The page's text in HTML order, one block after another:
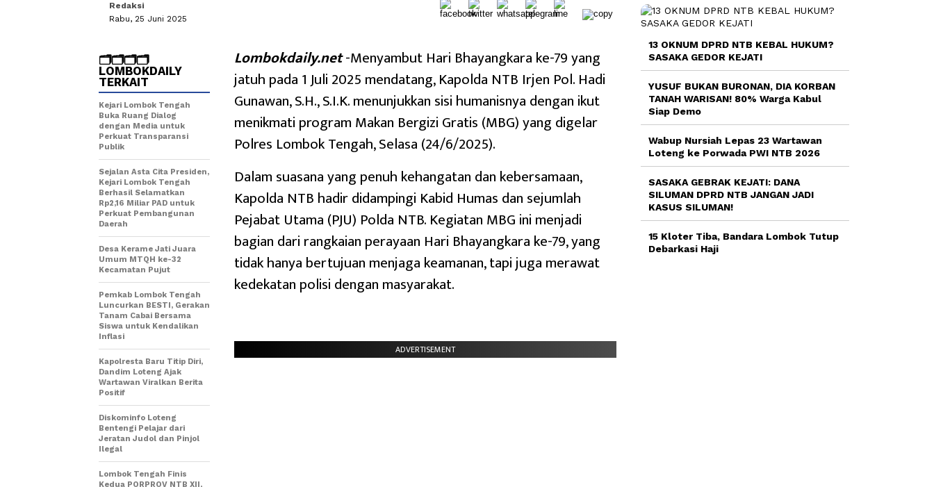
Redaksi
Rabu, 25 Juni 2025
Lombokdaily.net-Menyambut Hari Bhayangkara ke-79 yang
jatuh pada 1 Juli 2025 mendatang, Kapolda NTB Irjen Pol. Hadi
Gunawan, S.H., S.I.K. menunjukkan sisi humanisnya dengan ikut
menikmati program Makan Bergizi Gratis (MBG) yang digelar
Polres Lombok Tengah, Selasa (24/6/2025).
Dalam suasana yang penuh kehangatan dan kebersamaan,
Kapolda NTB hadir didampingi Kabid Humas dan sejumlah
Pejabat Utama (PJU) Polda NTB. Kegiatan MBG ini menjadi
bagian dari rangkaian perayaan Hari Bhayangkara ke-79, yang
tidak hanya bertujuan menjaga keamanan, tapi juga merawat
kedekatan polisi dengan masyarakat.
ADVERTISEMENT
🗂️🗂️🗂️🗂️
LOMBOKDAILY
TERKAIT
Kejari Lombok Tengah
Buka Ruang Dialog
dengan Media untuk
Perkuat Transparansi
Publik
Sejalan Asta Cita Presiden,
Kejari Lombok Tengah
Berhasil Selamatkan
Rp2,16 Miliar PAD untuk
Perkuat Pembangunan
Daerah
Desa Kerame Jati Juara
Umum MTQH ke-32
Kecamatan Pujut
Pemkab Lombok Tengah
Luncurkan BESTI, Gerakan
Tanam Cabai Bersama
Siswa untuk Kendalikan
Inflasi
Kapolresta Baru Titip Diri,
Dandim Loteng Ajak
Wartawan Viralkan Berita
Positif
Diskominfo Loteng
Bentengi Pelajar dari
Jeratan Judol dan Pinjol
Ilegal
Lombok Tengah Finis
Kedua PORPROV NTB XII,
13 OKNUM DPRD NTB KEBAL HUKUM?
SASAKA GEDOR KEJATI
YUSUF BUKAN BURONAN, DIA KORBAN
TANAH WARISAN! 80% Warga Kabul
Siap Demo
Wabup Nursiah Lepas 23 Wartawan
Loteng ke Porwada PWI NTB 2026
SASAKA GEBRAK KEJATI: DANA
SILUMAN DPRD NTB JANGAN JADI
KASUS SILUMAN!
15 Kloter Tiba, Bandara Lombok Tutup
Debarkasi Haji